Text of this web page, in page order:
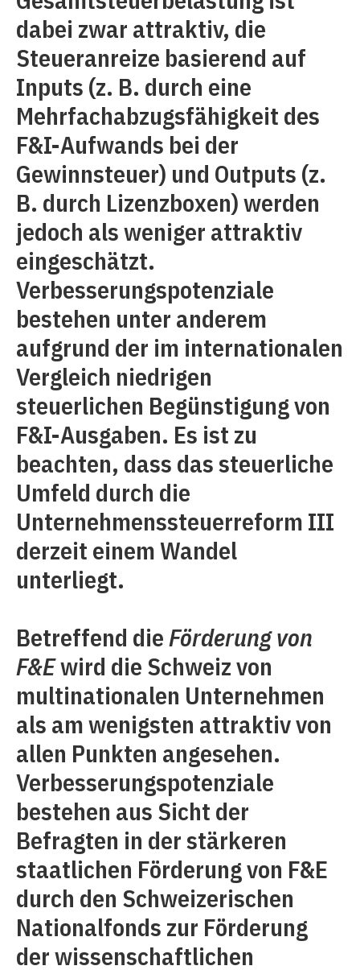
dabei zwar attraktiv, die
Steueranreize basierend auf
Inputs (z. B. durch eine
Mehrfachabzugsfähigkeit des
F&I-Aufwands bei der
Gewinnsteuer) und Outputs (z.
B. durch Lizenzboxen) werden
jedoch als weniger attraktiv
eingeschätzt.
Verbesserungspotenziale
bestehen unter anderem
aufgrund der im internationalen
Vergleich niedrigen
steuerlichen Begünstigung von
F&I-Ausgaben. Es ist zu
beachten, dass das steuerliche
Umfeld durch die
Unternehmenssteuerreform III
derzeit einem Wandel
unterliegt.
Betreffend dieFörderung von
F&Ewird die Schweiz von
multinationalen Unternehmen
als am wenigsten attraktiv von
allen Punkten angesehen.
Verbesserungspotenziale
bestehen aus Sicht der
Befragten in der stärkeren
staatlichen Förderung von F&E
durch den Schweizerischen
Nationalfonds zur Förderung
der wissenschaftlichen